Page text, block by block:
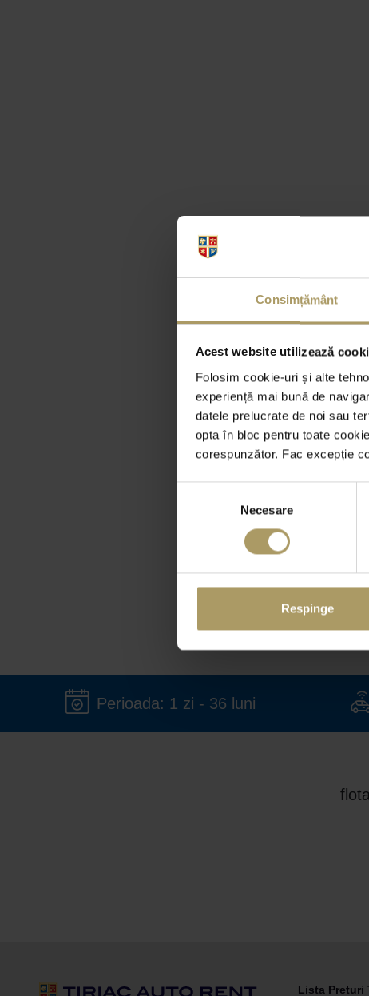
Consimțământ
Acest website utilizează
Folosim cookie-uri și alte
experiență mai bună de
datele prelucrate de noi sau
opta în bloc pentru toate
corespunzător. Fac excepție
consimțământului
Necesare
Respinge
Perioada: 1 zi - 36 luni
Lista Preturi